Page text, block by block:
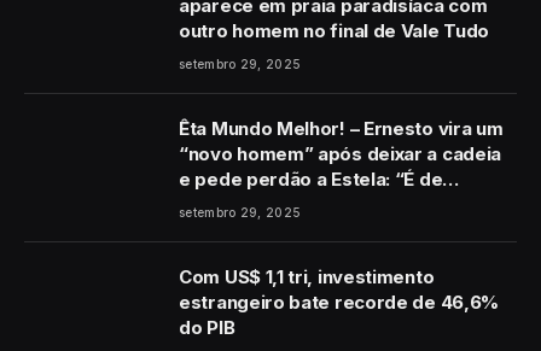
aparece em praia paradisíaca com
outro homem no final de Vale Tudo
setembro 29, 2025
Êta Mundo Melhor! – Ernesto vira um
“novo homem” após deixar a cadeia
e pede perdão a Estela: “É de
coração”
setembro 29, 2025
Com US$ 1,1 tri, investimento
estrangeiro bate recorde de 46,6%
do PIB